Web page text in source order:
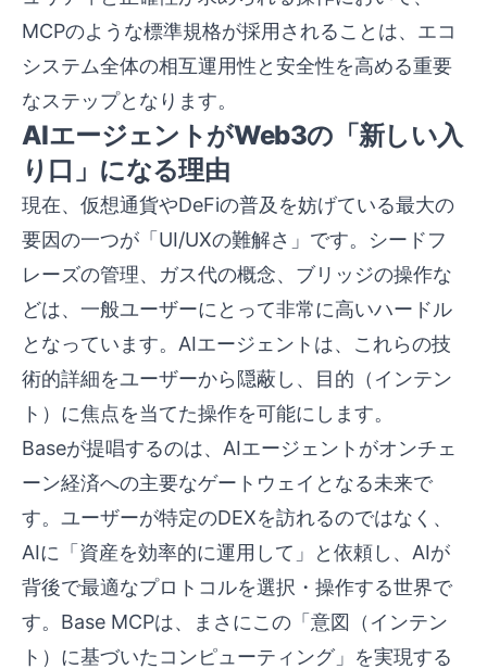
MCPのような標準規格が採用されることは、エコ
システム全体の相互運用性と安全性を高める重要
なステップとなります。
AIエージェントがWeb3の「新しい入
り口」になる理由
現在、仮想通貨やDeFiの普及を妨げている最大の
要因の一つが「UI/UXの難解さ」です。シードフ
レーズの管理、ガス代の概念、ブリッジの操作な
どは、一般ユーザーにとって非常に高いハードル
となっています。AIエージェントは、これらの技
術的詳細をユーザーから隠蔽し、目的（インテン
ト）に焦点を当てた操作を可能にします。
Baseが提唱するのは、AIエージェントがオンチェ
ーン経済への主要なゲートウェイとなる未来で
す。ユーザーが特定のDEXを訪れるのではなく、
AIに「資産を効率的に運用して」と依頼し、AIが
背後で最適なプロトコルを選択・操作する世界で
す。Base MCPは、まさにこの「意図（インテン
ト）に基づいたコンピューティング」を実現する